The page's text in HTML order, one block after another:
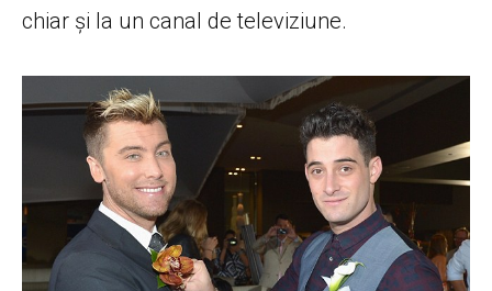
chiar și la un canal de televiziune.